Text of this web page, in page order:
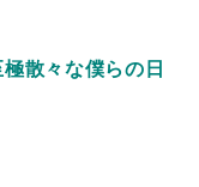
散々な僕らの日